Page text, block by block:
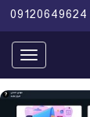
09120649624
منو